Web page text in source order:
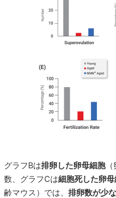
グラフBは排卵した卵母細胞（
数、グラフCは細胞死した卵
齢マウス）では、 排卵数が少